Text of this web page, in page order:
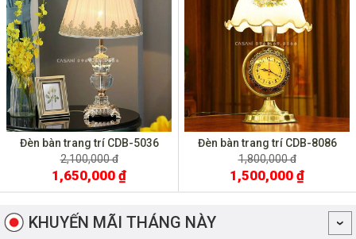
Đèn bàn trang trí CDB-5036
2,100,000 đ
1,650,000 ₫
Đèn bàn trang trí CDB-8086
1,800,000 đ
1,500,000 ₫
KHUYẾN MÃI THÁNG NÀY